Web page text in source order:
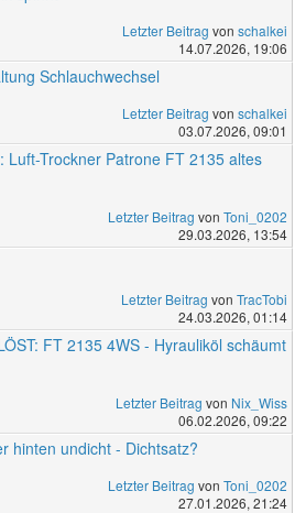
Letzter Beitrag von schalkei
14.07.2026, 19:06
Schlauchwechsel
Letzter Beitrag von schalkei
03.07.2026, 09:01
Luft-Trockner Patrone FT 2135 altes
Letzter Beitrag von Toni_0202
29.03.2026, 13:54
Letzter Beitrag von TracTobi
24.03.2026, 01:14
FT 2135 4WS - Hyrauliköl schäumt
Letzter Beitrag von Nix_Wiss
06.02.2026, 09:22
hinten undicht - Dichtsatz?
Letzter Beitrag von Toni_0202
27.01.2026, 21:24